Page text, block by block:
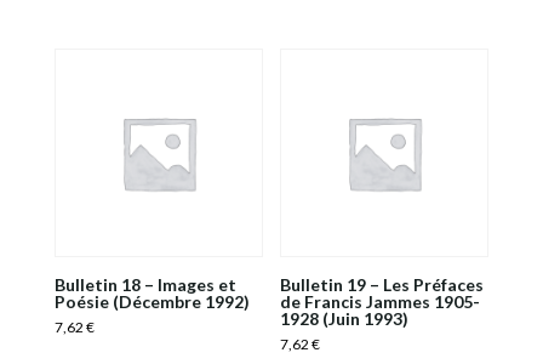
Bulletin 18 – Images et
Poésie (Décembre 1992)
7,62 €
Bulletin 19 – Les Préfaces
de Francis Jammes 1905-
1928 (Juin 1993)
7,62€